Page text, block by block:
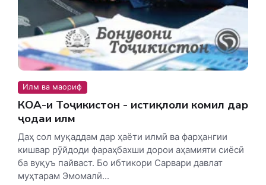
Илм ва маориф
КОА-и Тоҷикистон - истиқлоли комил дар
ҷодаи илм
Даҳ сол муқаддам дар ҳаёти илмӣ ва фарҳангии
кишвар рӯйдоди фараҳбахши дорои аҳамияти сиёсӣ
ба вуқуъ пайваст. Бо ибтикори Сарвари давлат
муҳтарам Эмомалӣ...